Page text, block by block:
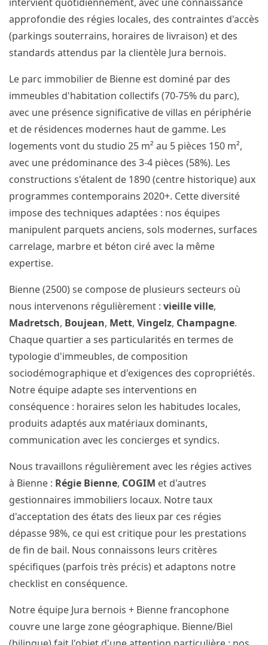
approfondie des régies locales, des contraintes d'accès
(parkings souterrains, horaires de livraison) et des
standards attendus par la clientèle Jura bernois.
Le parc immobilier de Bienne est dominé par des
immeubles d'habitation collectifs (70-75% du parc),
avec une présence significative de villas en périphérie
et de résidences modernes haut de gamme. Les
logements vont du studio 25 m² au 5 pièces 150 m²,
avec une prédominance des 3-4 pièces (58%). Les
constructions s'étalent de 1890 (centre historique) aux
programmes contemporains 2020+. Cette diversité
impose des techniques adaptées : nos équipes
manipulent parquets anciens, sols modernes, surfaces
carrelage, marbre et béton ciré avec la même
expertise.
Bienne (2500) se compose de plusieurs secteurs où
nous intervenons régulièrement : vieille ville,
Madretsch, Boujean, Mett, Vingelz, Champagne.
Chaque quartier a ses particularités en termes de
typologie d'immeubles, de composition
sociodémographique et d'exigences des copropriétés.
Notre équipe adapte ses interventions en
conséquence : horaires selon les habitudes locales,
produits adaptés aux matériaux dominants,
communication avec les concierges et syndics.
Nous travaillons régulièrement avec les régies actives
à Bienne : Régie Bienne, COGIM et d'autres
gestionnaires immobiliers locaux. Notre taux
d'acceptation des états des lieux par ces régies
dépasse 98%, ce qui est critique pour les prestations
de fin de bail. Nous connaissons leurs critères
spécifiques (parfois très précis) et adaptons notre
checklist en conséquence.
Notre équipe Jura bernois + Bienne francophone
couvre une large zone géographique. Bienne/Biel